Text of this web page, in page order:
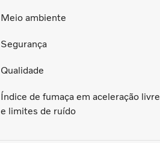
Meio ambiente
Segurança
Qualidade
Índice de fumaça em aceleração livre
e limites de ruído